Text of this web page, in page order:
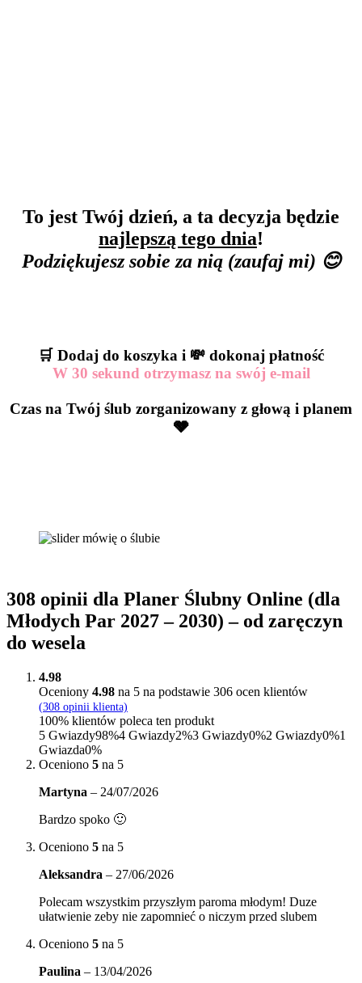
To jest Twój dzień, a ta decyzja będzie
najlepszą tego dnia!
Podziękujesz sobie za nią (zaufaj mi) 😊
🛒 Dodaj do koszyka i 💸 dokonaj płatność
W 30 sekund otrzymasz na swój e-mail
Czas na Twój ślub zorganizowany z głową i planem
🩶
308 opinii dla Planer Ślubny Online (dla
Młodych Par 2027 – 2030) – od zaręczyn
do wesela
4.98
Oceniony 4.98 na 5 na podstawie 306 ocen klientów
(308 opinii klienta)
100% klientów poleca ten produkt
5 Gwiazdy98%4 Gwiazdy2%3 Gwiazdy0%2 Gwiazdy0%1
Gwiazda0%
Oceniono 5 na 5
Martyna – 24/07/2026
Bardzo spoko 🙂
Oceniono 5 na 5
Aleksandra – 27/06/2026
Polecam wszystkim przyszłym paroma młodym! Duze
ułatwienie zeby nie zapomnieć o niczym przed slubem
Oceniono 5 na 5
Paulina – 13/04/2026